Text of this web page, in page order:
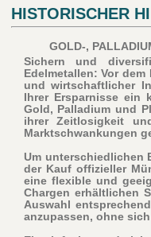
HISTORISCHER
GOLD-,
Sichern und
Edelmetallen: Vor
und wirtschaftlicher
Ihrer Ersparnisse ein
Gold, Palladium und
ihrer Zeitlosigkeit
Marktschwankungen
Um unterschiedlichen
der Kauf offizieller
eine flexible und
Chargen erhältlichen
Auswahl
anzupassen, ohne